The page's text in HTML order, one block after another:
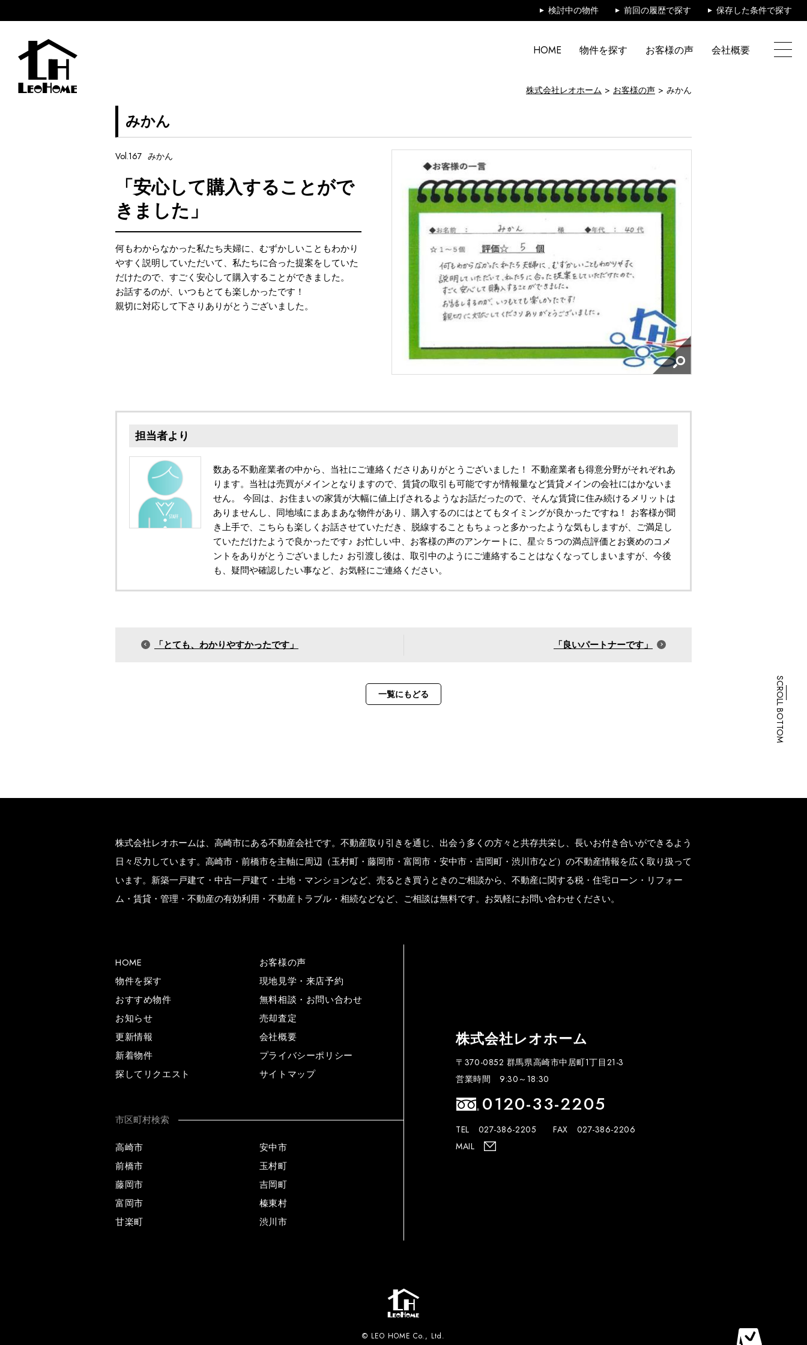
検討中の物件 前回の履歴で探す 保存した条件で探す
HOME 物件を探す お客様の声 会社概要
株式会社レオホーム お客様の声 みかん
みかん
Vol.167 みかん
「安心して購入することがで
きました」
何もわからなかった私たち夫婦に、むずかしいこともわかり
やすく説明していただいて、私たちに合った提案をしていた
だけたので、すごく安心して購入することができました。
お話するのが、いつもとても楽しかったです！
親切に対応して下さりありがとうございました。
担当者より
数ある不動産業者の中から、当社にご連絡くださりありがとうございました！ 不動産業者も得意分野がそれぞれあ
ります。当社は売買がメインとなりますので、賃貸の取引も可能ですが情報量など賃貸メインの会社にはかないま
せん。 今回は、お住まいの家賃が大幅に値上げされるようなお話だったので、そんな賃貸に住み続けるメリットは
ありませんし、同地域にまあまあな物件があり、購入するのにはとてもタイミングが良かったですね！ お客様が聞
き上手で、こちらも楽しくお話させていただき、脱線することもちょっと多かったような気もしますが、ご満足し
ていただけたようで良かったです♪ お忙しい中、お客様の声のアンケートに、星☆５つの満点評価とお褒めのコメ
ントをありがとうございました♪ お引渡し後は、取引中のようにご連絡することはなくなってしまいますが、今後
も、疑問や確認したい事など、お気軽にご連絡ください。
「とても、わかりやすかったです」 「良いパートナーです」
一覧にもどる
株式会社レオホームは、高崎市にある不動産会社です。不動産取り引きを通じ、出会う多くの方々と共存共栄し、長いお付き合いができるよう
日々尽力しています。高崎市・前橋市を主軸に周辺（玉村町・藤岡市・富岡市・安中市・吉岡町・渋川市など）の不動産情報を広く取り扱って
います。新築一戸建て・中古一戸建て・土地・マンションなど、売るとき買うときのご相談から、不動産に関する税・住宅ローン・リフォー
ム・賃貸・管理・不動産の有効利用・不動産トラブル・相続などなど、ご相談は無料です。お気軽にお問い合わせください。
HOME
物件を探す
おすすめ物件
お知らせ
更新情報
新着物件
探してリクエスト
お客様の声
現地見学・来店予約
無料相談・お問い合わせ
売却査定
会社概要
プライバシーポリシー
サイトマップ
市区町村検索
高崎市
前橋市
藤岡市
富岡市
甘楽町
安中市
玉村町
吉岡町
榛東村
渋川市
株式会社レオホーム
〒370-0852 群馬県高崎市中居町1丁目21-3
営業時間 9:30～18:30
0120-33-2205
TEL 027-386-2205
FAX 027-386-2206
MAIL
© LEO HOME Co., Ltd.
SCROLL BOTTOM